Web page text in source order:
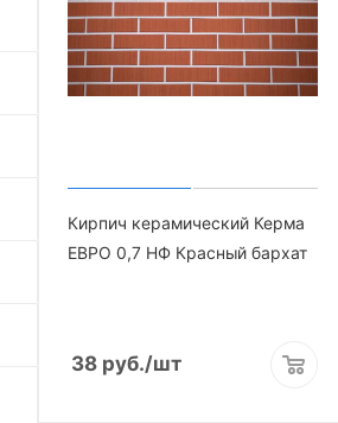
Кирпич керамический Керма
ЕВРО 0,7 НФ Красный бархат
38 руб./шт